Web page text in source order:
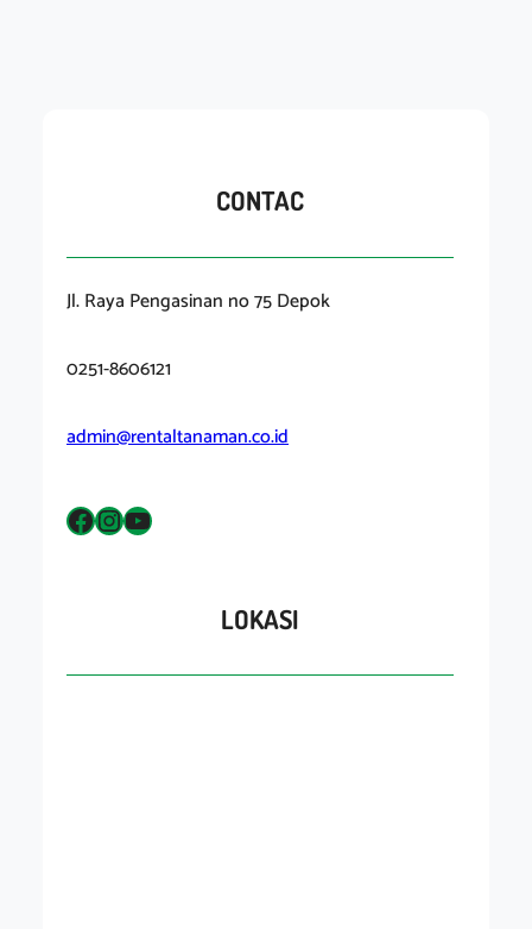
CONTAC
Jl. Raya Pengasinan no 75 Depok
0251-8606121
admin@rentaltanaman.co.id
Facebook InstagramYouTube
LOKASI